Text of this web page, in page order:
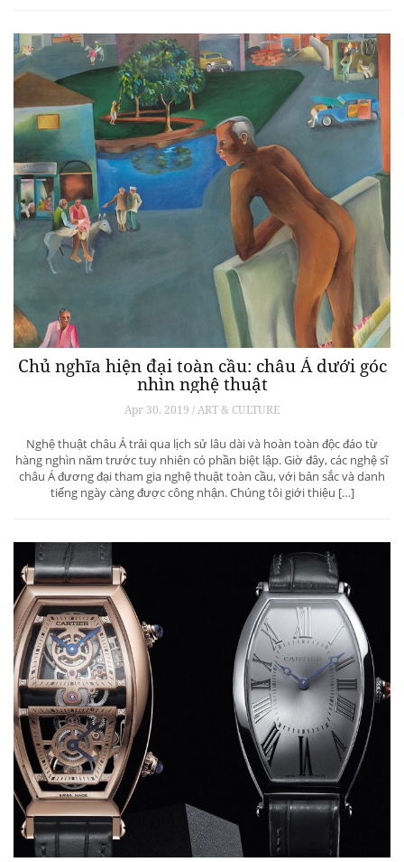
Chủ nghĩa hiện đại toàn cầu: châu Á dưới góc
nhìn nghệ thuật
Apr 30, 2019 / ART & CULTURE
Nghệ thuật châu Á trải qua lịch sử lâu dài và hoàn toàn độc đáo từ
hàng nghìn năm trước tuy nhiên có phần biệt lập. Giờ đây, các nghệ sĩ
châu Á đương đại tham gia nghệ thuật toàn cầu, với bản sắc và danh
tiếng ngày càng được công nhận. Chúng tôi giới thiệu […]